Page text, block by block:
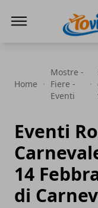
Home
Mostre -
Fiere -
Eventi
Eventi
14
di